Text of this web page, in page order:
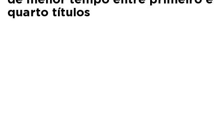
quarto títulos